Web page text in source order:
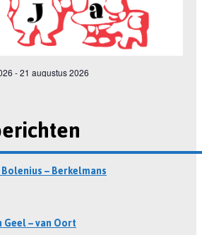
– Berkelmans
– van Oort